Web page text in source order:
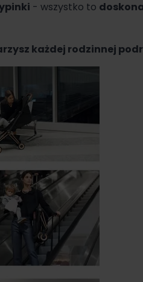
- wszystko to
każdej rodzinnej